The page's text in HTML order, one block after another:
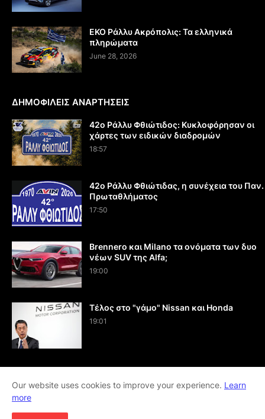
EKO Ράλλυ Ακρόπολις: Τα ελληνικά
πληρώματα
June 28, 2026
ΔΗΜΟΦΙΛΕΙΣ ΑΝΑΡΤΗΣΕΙΣ
42ο Ράλλυ Φθιώτιδος: Κυκλοφόρησαν οι
χάρτες των ειδικών διαδρομών
18:57
42ο Ράλλυ Φθιώτιδας, η συνέχεια του Παν.
Πρωταθλήματος
17:50
Brennero και Milano τα ονόματα των δυο
νέων SUV της Alfa;
19:00
Τέλος στο "γάμο" Nissan και Honda
19:01
Our website uses cookies to improve your experience. Learn
more